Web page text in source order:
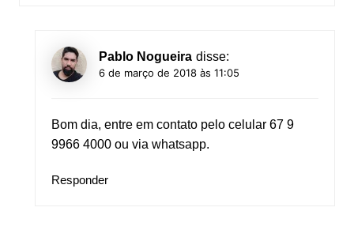
Pablo Nogueira disse:
6 de março de 2018 às 11:05
Bom dia, entre em contato pelo celular 67 9
9966 4000 ou via whatsapp.
Responder